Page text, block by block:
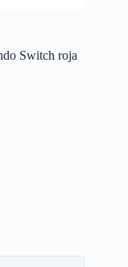
Switch roja